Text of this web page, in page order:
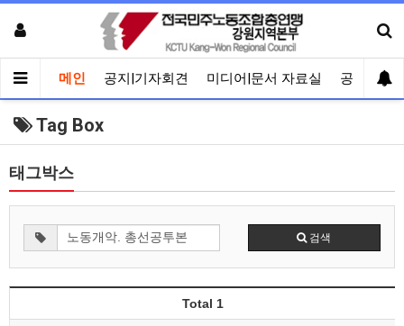
메인 공지|기자회견 미디어|문서 자료실 공유게시
Tag Box
태그박스
검색
Total 1